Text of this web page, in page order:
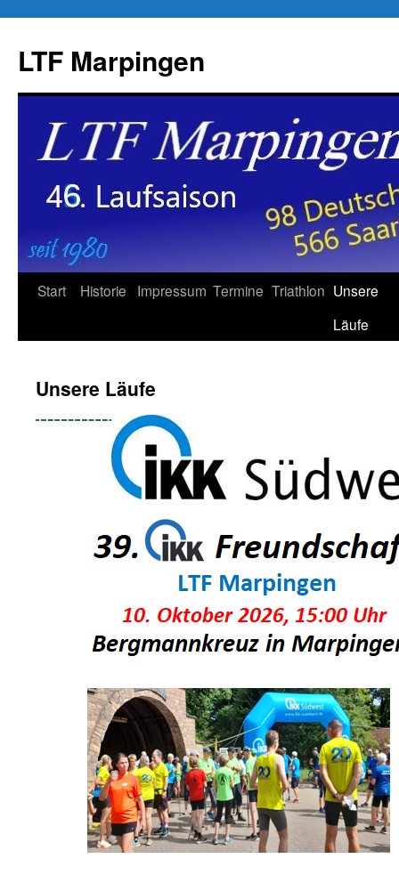
LTF Marpingen
Zum
Start Historie Impressum Termine Triathlon Unsere
Läufe
Unsere Läufe